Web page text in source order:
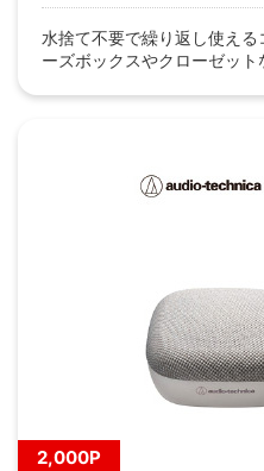
水捨て不要で繰り返し使える
ーズボックスやクローゼット
2,000P